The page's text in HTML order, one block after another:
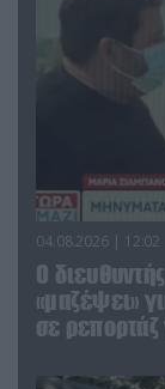
04.08.2026 | 12:02
O
«μαζέψει»
σε ρεπορτάζ